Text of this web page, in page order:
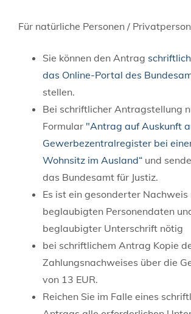
Für natürliche Personen /
Sie können den Antrag
das Online-Portal des
stellen.
Bei schriftlicher Antragstellung
Formular "Antrag auf Auskunft
Gewerbezentralregister bei
Wohnsitz im Ausland“ und
das Bundesamt für Justiz.
Es ist ein gesonderter
beglaubigten Personendaten
beglaubigter Unterschrift nötig
bei schriftlichem Antrag Kopie
Zahlungsnachweises über die
von 13 EUR.
Reichen Sie im Falle eines